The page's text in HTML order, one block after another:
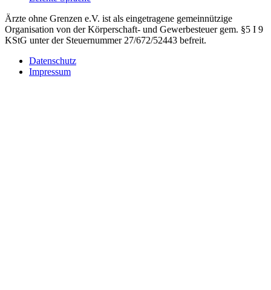
Ärzte ohne Grenzen e.V. ist als eingetragene gemeinnützige
Organisation von der Körperschaft- und Gewerbesteuer gem. §5 I 9
KStG unter der Steuernummer 27/672/52443 befreit.
Datenschutz
Impressum